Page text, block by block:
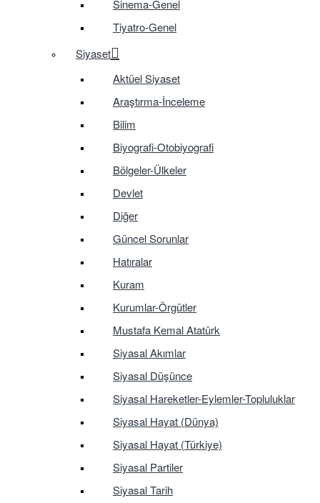
Sinema-Genel
Tiyatro-Genel
Siyaset
Aktüel Siyaset
Araştırma-İnceleme
Bilim
Biyografi-Otobiyografi
Bölgeler-Ülkeler
Devlet
Diğer
Güncel Sorunlar
Hatıralar
Kuram
Kurumlar-Örgütler
Mustafa Kemal Atatürk
Siyasal Akımlar
Siyasal Düşünce
Siyasal Hareketler-Eylemler-Topluluklar
Siyasal Hayat (Dünya)
Siyasal Hayat (Türkiye)
Siyasal Partiler
Siyasal Tarih